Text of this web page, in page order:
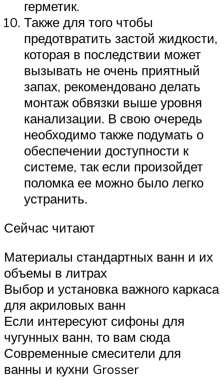
герметик.
Также для того чтобы
предотвратить застой жидкости,
которая в последствии может
вызывать не очень приятный
запах, рекомендовано делать
монтаж обвязки выше уровня
канализации. В свою очередь
необходимо также подумать о
обеспечении доступности к
системе, так если произойдет
поломка ее можно было легко
устранить.
Сейчас читают
Материалы стандартных ванн и их
объемы в литрах
Выбор и установка важного каркаса
для акриловых ванн
Если интересуют сифоны для
чугунных ванн, то вам сюда
Современные смесители для
ванны и кухни Grosser